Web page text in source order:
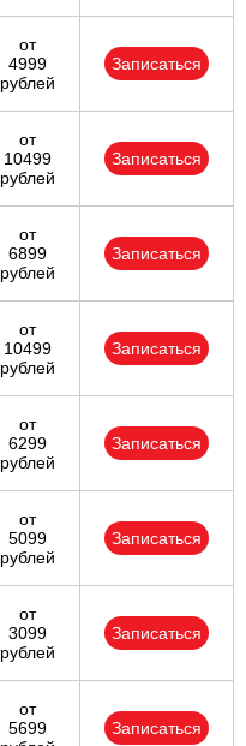
от
4999
рублей
Записаться
от
10499
рублей
Записаться
от
6899
рублей
Записаться
от
10499
рублей
Записаться
от
6299
рублей
Записаться
от
5099
рублей
Записаться
от
3099
рублей
Записаться
от
5699
Записаться